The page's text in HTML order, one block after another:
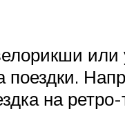
поездки.
на